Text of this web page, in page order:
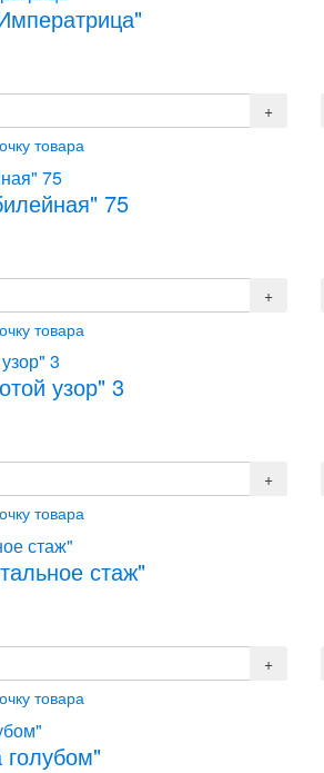
товара
75
товара
узор" 3
товара
стаж"
товара